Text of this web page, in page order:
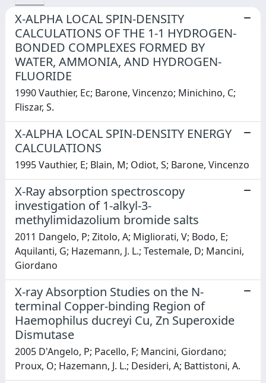
X-ALPHA LOCAL SPIN-DENSITY
CALCULATIONS OF THE 1-1 HYDROGEN-
BONDED COMPLEXES FORMED BY
WATER, AMMONIA, AND HYDROGEN-
FLUORIDE
1990 Vauthier, Ec; Barone, Vincenzo; Minichino, C;
Fliszar, S.
X-ALPHA LOCAL SPIN-DENSITY ENERGY
CALCULATIONS
1995 Vauthier, E; Blain, M; Odiot, S; Barone, Vincenzo
X-Ray absorption spectroscopy
investigation of 1-alkyl-3-
methylimidazolium bromide salts
2011 Dangelo, P; Zitolo, A; Migliorati, V; Bodo, E;
Aquilanti, G; Hazemann, J. L.; Testemale, D; Mancini,
Giordano
X-ray Absorption Studies on the N-
terminal Copper-binding Region of
Haemophilus ducreyi Cu, Zn Superoxide
Dismutase
2005 D'Angelo, P; Pacello, F; Mancini, Giordano;
Proux, O; Hazemann, J. L.; Desideri, A; Battistoni, A.